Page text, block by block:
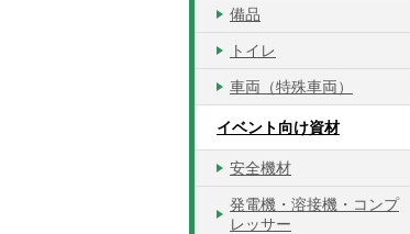
備品
トイレ
車両（特殊車両）
イベント向け資材
安全機材
発電機・溶接機・コンプ
レッサー